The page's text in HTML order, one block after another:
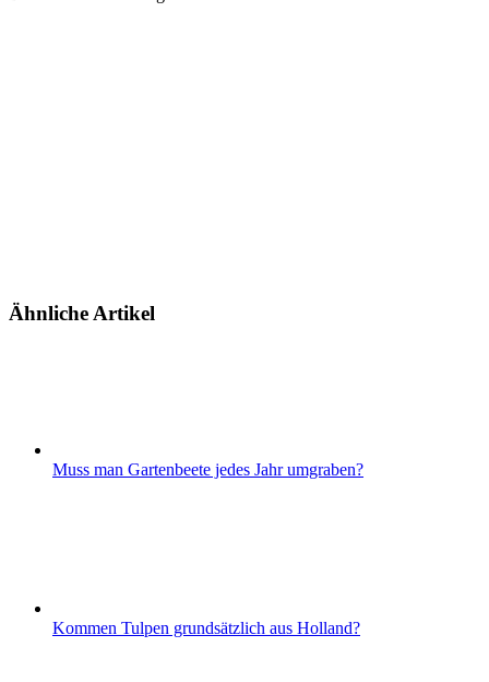
Ähnliche Artikel
Muss man Gartenbeete jedes Jahr umgraben?
Kommen Tulpen grundsätzlich aus Holland?